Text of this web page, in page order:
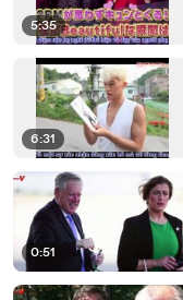
5:35
6:31
0:51